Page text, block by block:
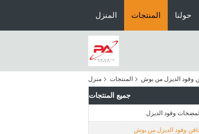
المنزل المنتجات حولنا
منزل المنتجات وقود الديزل من بوش
جميع المنتجات
المضخات وقود الديزل
وقود الديزل من بوش